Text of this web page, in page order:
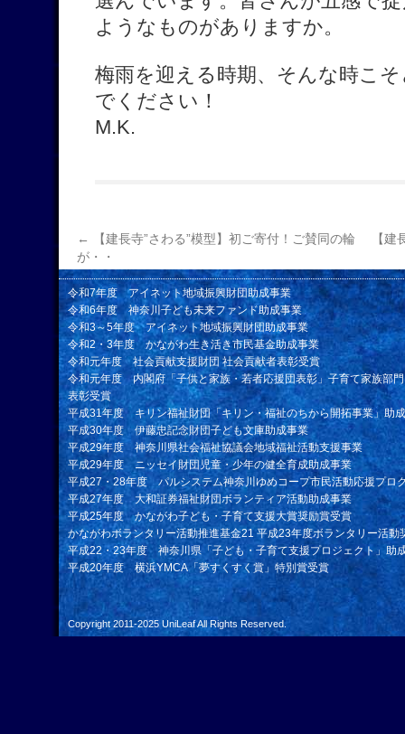
ようなものがありますか。
梅雨を迎える時期、そんな時こ
でください！
M.K.
←
【建長寺”さわる”模型】初ご寄付！ご賛同の輪
が・・
【
令和7年度 アイネット地域振興財団助成事業
令和6年度 神奈川子ども未来ファンド助成事業
令和3～5年度 アイネット地域振興財団助成事業
令和2・3年度 かながわ生き活き市民基金助成事業
令和元年度 社会貢献支援財団 社会貢献者表彰受賞
令和元年度 内閣府「子供と家族・若者応援団表彰」子育て家族部
表彰受賞
平成31年度 キリン福祉財団「キリン・福祉のちから開拓事業」助
平成30年度 伊藤忠記念財団子ども文庫助成事業
平成29年度 神奈川県社会福祉協議会地域福祉活動支援事業
平成29年度 ニッセイ財団児童・少年の健全育成助成事業
平成27・28年度 パルシステム神奈川ゆめコープ市民活動応援プロ
平成27年度 大和証券福祉財団ボランティア活動助成事業
平成25年度 かながわ子ども・子育て支援大賞奨励賞受賞
かながわボランタリー活動推進基金21 平成23年度ボランタリー活動
平成22・23年度 神奈川県「子ども・子育て支援プロジェクト」助
平成20年度 横浜YMCA「夢すくすく賞」特別賞受賞
Copyright 2011-2025 UniLeafAll Rights Reserved.